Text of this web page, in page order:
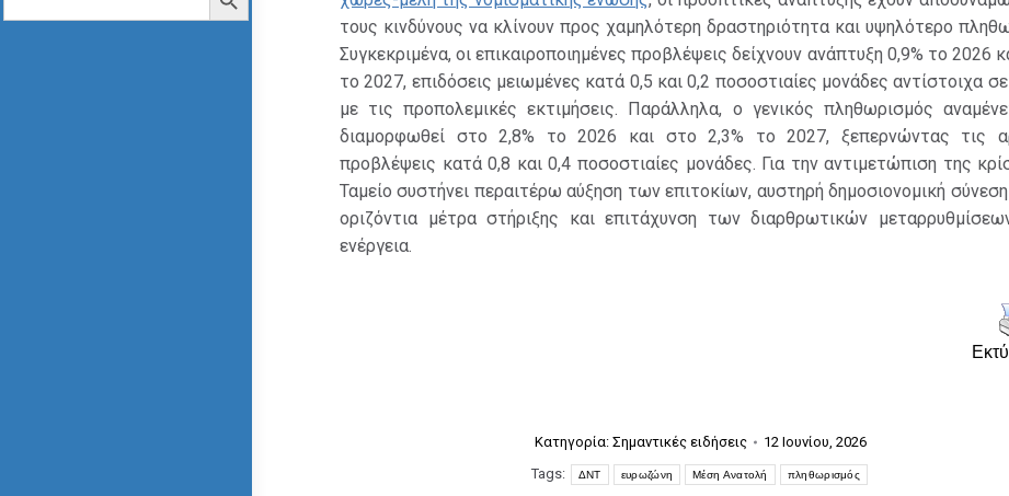
τους κινδύνους να κλίνουν προς χαμηλότερη δραστηριότητα και υψηλότερο
Συγκεκριμένα, οι επικαιροποιημένες προβλέψεις δείχνουν ανάπτυξη 0,9% το 2026
το 2027, επιδόσεις μειωμένες κατά 0,5 και 0,2 ποσοστιαίες μονάδες αντίστοιχα
με τις προπολεμικές εκτιμήσεις. Παράλληλα, ο γενικός πληθωρισμός
διαμορφωθεί στο 2,8% το 2026 και στο 2,3% το 2027, ξεπερνώντας τις
προβλέψεις κατά 0,8 και 0,4 ποσοστιαίες μονάδες. Για την αντιμετώπιση της
Ταμείο συστήνει περαιτέρω αύξηση των επιτοκίων, αυστηρή δημοσιονομική
οριζόντια μέτρα στήριξης και επιτάχυνση των διαρθρωτικών
ενέργεια.
Κατηγορία: Σημαντικές ειδήσεις
12 Ιουνίου, 2026
Tags:
ΔΝΤ ευρωζώνη Μέση Ανατολή πληθωρισμός